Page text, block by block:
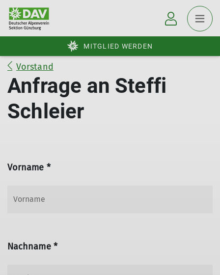
MITGLIED WERDEN
Vorstand
Anfrage an Steffi
Schleier
Vorname *
Nachname *